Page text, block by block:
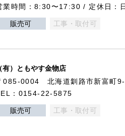
業時間：8:30〜17:30 / 定休日：
販売可 工事・取付可
有）ともやす金物店
085-0004 北海道釧路市新富町
：0154-22-5875
販売可 工事・取付可